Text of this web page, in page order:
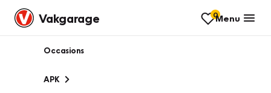
Vakgarage 0Menu
Occasions
APK